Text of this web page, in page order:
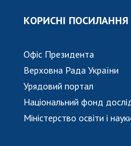
КОРИСНІ ПОСИЛАННЯ
Офіс Президента
Верховна Рада України
Урядовий портал
Національний фонд
Міністерство освіти і